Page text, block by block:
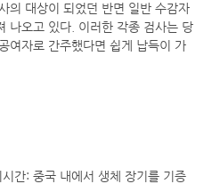
의 대상이 되었던 반면 일반 수감자
나오고 있다. 이러한 각종 검사는 당
여자로 간주했다면 쉽게 납득이 가
간: 중국 내에서 생체 장기를 기증